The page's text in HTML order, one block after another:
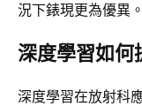
況下錶現更為優異。
深度學習如何
深度學習在放射科